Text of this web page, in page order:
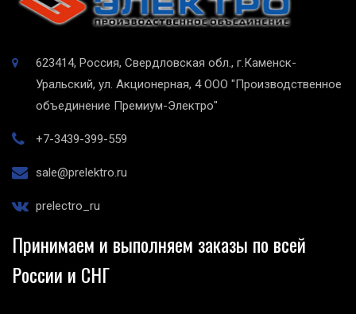
623414, Россия, Свердловская обл., г.Каменск-
Уральский, ул. Акционерная, 4 ООО "Производственное
объединение Премиум-Электро"
+7-3439-399-559
sale@prelektro.ru
prelectro_ru
Принимаем и выполняем заказы по всей
России и СНГ